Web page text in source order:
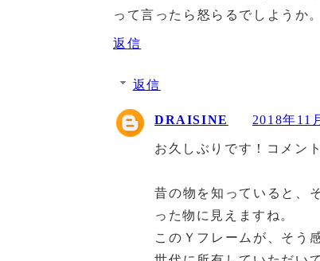
って言ったら怒らるでしようか。
返信
返信
DRAISINE 2018年11
お久しぶりです！コメン
昔の物を知っていると、
った物に見えますね。
このＹフレームが、そう